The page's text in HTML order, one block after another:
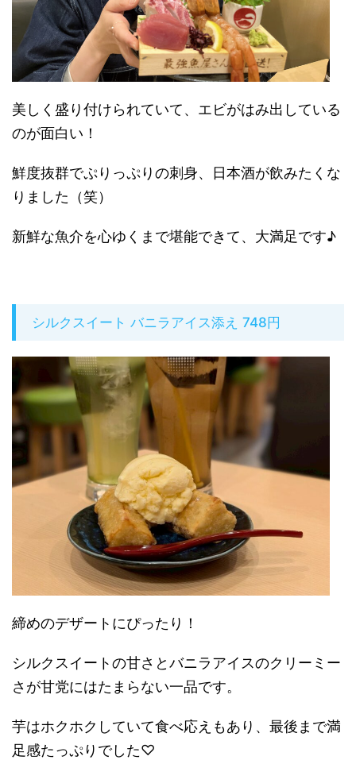
美しく盛り付けられていて、エビがはみ出している
のが面白い！
鮮度抜群でぷりっぷりの刺身、日本酒が飲みたくな
りました（笑）
新鮮な魚介を心ゆくまで堪能できて、大満足です♪
シルクスイート バニラアイス添え 748円
締めのデザートにぴったり！
シルクスイートの甘さとバニラアイスのクリーミー
さが甘党にはたまらない一品です。
芋はホクホクしていて食べ応えもあり、最後まで満
足感たっぷりでした♡